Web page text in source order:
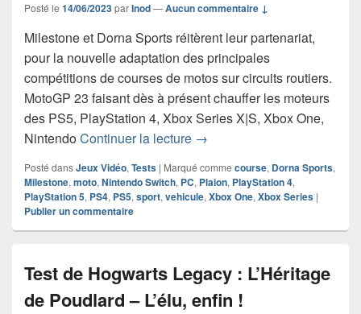
Posté le 14/06/2023parInod—Aucun commentaire ↓
Milestone et Dorna Sports réitèrent leur partenariat,
pour la nouvelle adaptation des principales
compétitions de courses de motos sur circuits routiers.
MotoGP 23 faisant dès à présent chauffer les moteurs
des PS5, PlayStation 4, Xbox Series X|S, Xbox One,
NintendoContinuer la lecture Chronique jeu vidéo
→
Posté dansJeux Vidéo, Tests | Marqué comme course, Dorna Sports,
Milestone, moto, Nintendo Switch, PC, Plaion, PlayStation 4,
PlayStation 5, PS4, PS5, sport, vehicule, Xbox One, Xbox Series |
Publier un commentaire
Test de Hogwarts Legacy : L’Héritage
de Poudlard – L’élu, enfin !